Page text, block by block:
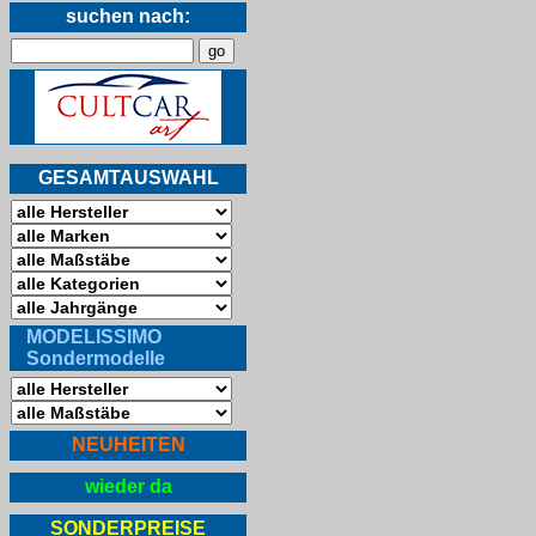
suchen nach:
GESAMTAUSWAHL
MODELISSIMO
Sondermodelle
NEUHEITEN
wieder da
SONDERPREISE